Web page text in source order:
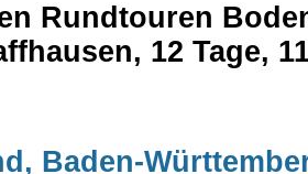
Rundtouren
12 Tage,
Baden-